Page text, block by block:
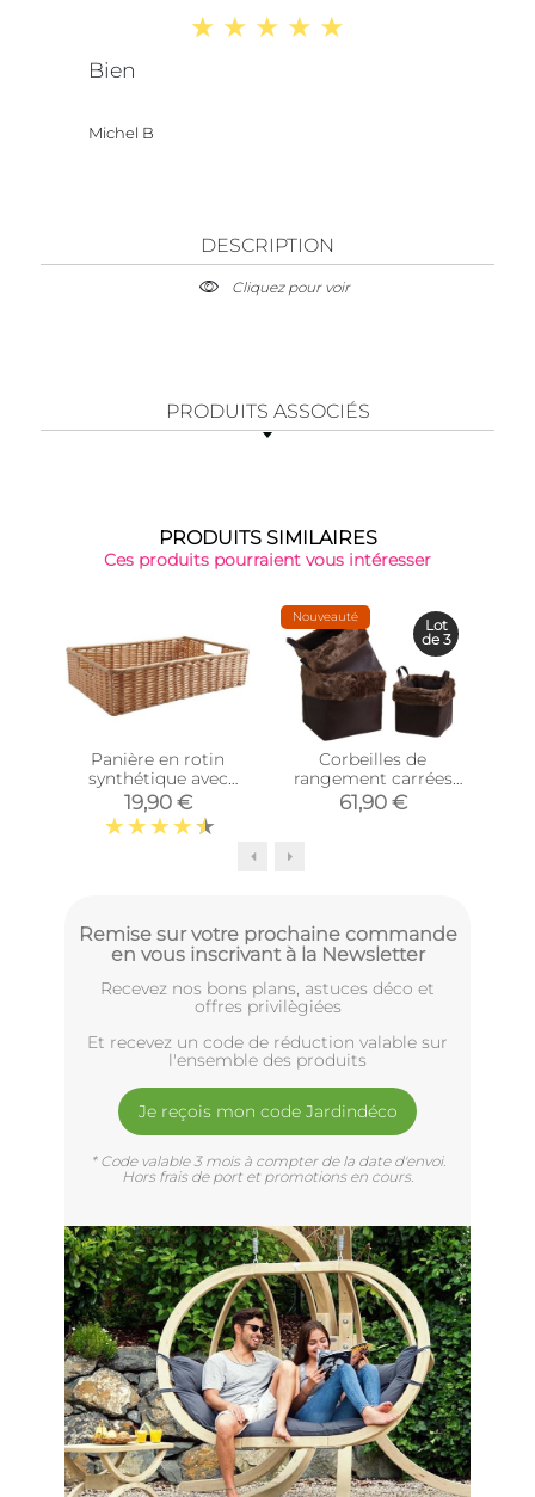
Bien
Michel B
DESCRIPTION
Cliquez pour voir
PRODUITS ASSOCIÉS
PRODUITS SIMILAIRES
Ces produits pourraient vous intéresser
Panière en rotin
synthétique avec
passe-main
(Longueur 40cm)
19,90 €
Nouveauté
Corbeilles de
rangement carrées
avec fourrure
synthétique (Lot de 3)
61,90 €
Lot
de 3
Remise sur votre prochaine commande
en vous inscrivant à la Newsletter
Recevez nos bons plans, astuces déco et
offres privilègiées
Et recevez un code de réduction valable sur
l'ensemble des produits
Je reçois mon code Jardindéco
* Code valable 3 mois à compter de la date d'envoi.
Hors frais de port et promotions en cours.